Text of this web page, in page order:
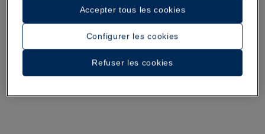
Configurer les cookies
Refuser les cookies
Accepter tous les cookies